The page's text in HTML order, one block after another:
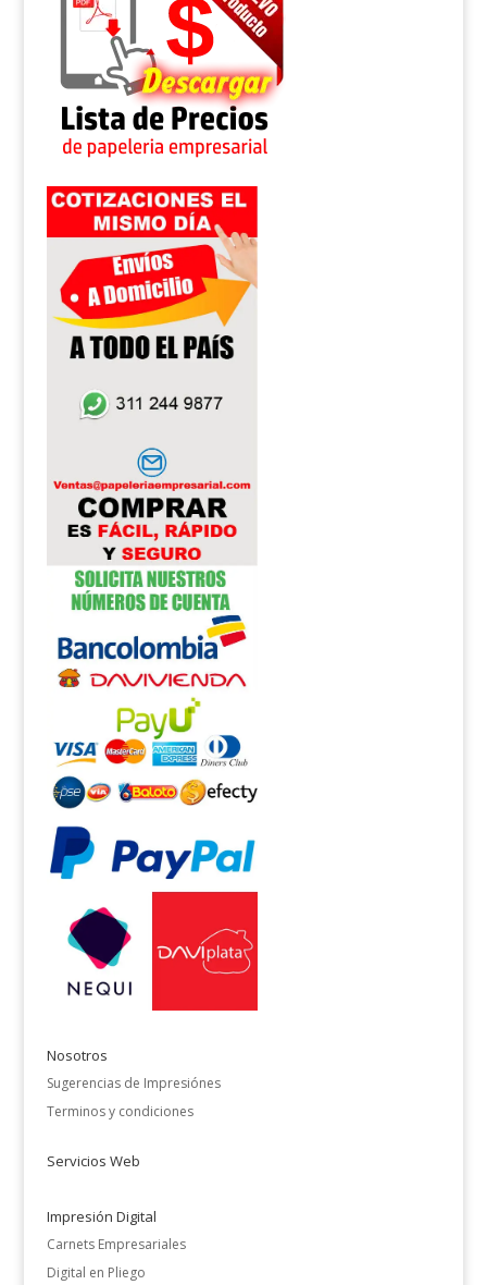
Nosotros
Sugerencias de Impresiónes
Terminos y condiciones
Servicios Web
Impresión Digital
Carnets Empresariales
Digital en Pliego